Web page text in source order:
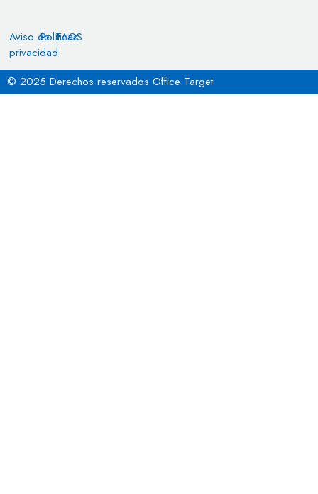
Aviso de
privacidad
Políticas
FAQS
© 2025 Derechos reservados Office Target